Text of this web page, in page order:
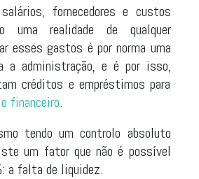
fornecedores e custos
uma realidade de qualquer
esses gastos é por norma uma
a administração, e é por isso,
créditos e empréstimos para
financeiro.
tendo um controlo absoluto
um fator que não é possível
a falta de liquidez.